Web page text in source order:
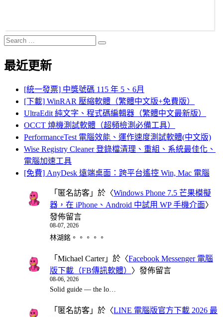
Search
for:
Search
最近更新
[統一發票] 中獎號碼 115 年 5、6月
[下載] WinRAR 壓縮軟體（繁體中文版+免費版）
UltraEdit 純文字、程式碼編輯器（繁體中文最新版）
OCCT 燒機測試軟體（超頻檢測必備工具）
PerformanceTest 電腦效能、運作速度測試軟體(中文版)
Wise Registry Cleaner 登錄檔清理、重組、系統最佳化、
電腦加速工具
[免費] AnyDesk 遠端桌面：跨平台遙控 Win, Mac 電腦
「 匿名訪客 」於〈Windows Phone 7.5 芒果模擬
器，在 iPhone、Android 中試用 WP 手機介面〉
發佈留言
08-07, 2026
林湖銘。。。。。
「 Michael Carter」於〈Facebook Messenger 電腦
版下載（FB傳訊軟體） 〉發佈留言
08-06, 2026
Solid guide — the lo…
「 匿名訪客 」於〈LINE 電腦版官方下載 2026 最